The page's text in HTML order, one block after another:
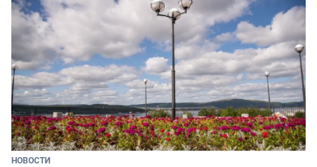
НОВОСТИ